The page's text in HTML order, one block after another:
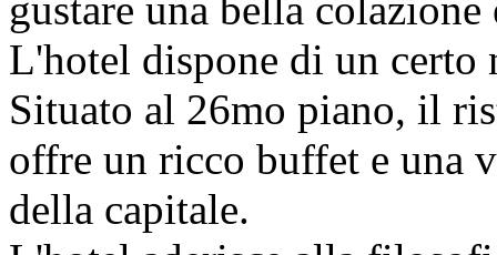
L'hotel dispone di un certo
Situato al 26mo piano, il
offre un ricco buffet e una
della capitale.